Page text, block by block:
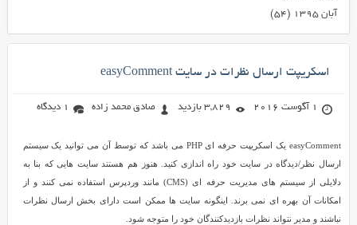
آبان ۱۳۹۵
(۵۴)
اسکریپت ارسال نظرات در سایت easyComment
1 آگوست 2016 3,829 بازدید صادق محمد زاده 1 دیدگاه
easyComment یک اسکریپت حرفه ای PHP می باشد که توسط آن می توانید یک سیستم
ارسال نظر/دیدگاه در سایت خود راه اندازی کنید. هنوز هم هستند سایت هایی که بنا به
دلایلی از سیستم های مدیریت حرفه ای (CMS) مانند وردپرس استفاده نمی کنند و از
امکانات آن بهره ای نمی برند. اینگونه سایت ها ممکن است دارای بخش ارسال نظرات
نباشند و مدیر نتواند نظرات بازدیدکنندگان خود را متوجه شود.